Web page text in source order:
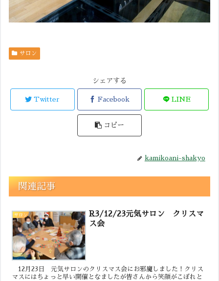
サロン
シェアする
Twitter Facebook LINE
コピー
kamikoani-shakyo
関連記事
サロン
R3/12/23元気サロン クリスマ
ス会
12月23日 元気サロンのクリスマス会にお邪魔しました！クリス
マスにはちょっと早い開催となましたが皆さんから笑顔がこぼれと